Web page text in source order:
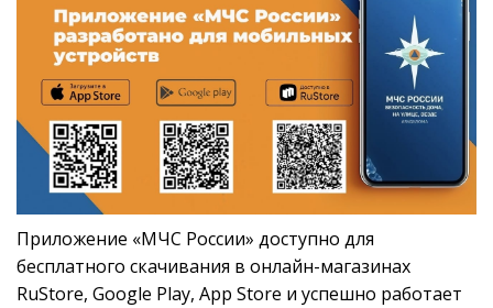
Приложение «МЧС России» доступно для
бесплатного скачивания в онлайн-магазинах
RuStore, Google Play, App Store и успешно работает